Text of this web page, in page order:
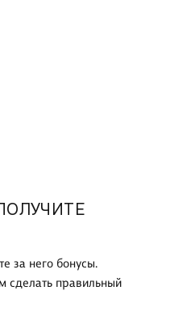
за него бонусы.
сделать правильный